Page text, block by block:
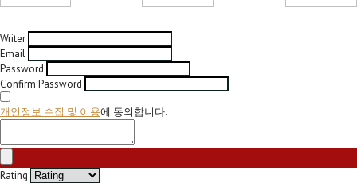
Writer
Email
Password
Confirm Password
개인정보 수집 및 이용에 동의합니다.
Rating